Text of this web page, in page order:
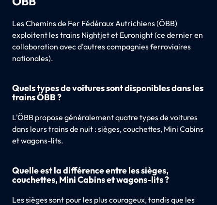
Les Chemins de Fer Fédéraux Autrichiens (ÖBB)
exploitent les trains Nightjet et Euronight (ce dernier en
collaboration avec d'autres compagnies ferroviaires
nationales).
Quels types de voitures sont disponibles dans les
trains ÖBB ?
L'ÖBB propose généralement quatre types de voitures
dans leurs trains de nuit : sièges, couchettes, Mini Cabins
et wagons-lits.
Quelle est la différence entre les sièges,
couchettes, Mini Cabins et wagons-lits ?
Les sièges sont pour les plus courageux, tandis que les